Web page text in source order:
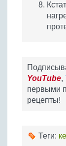
YouTube,
первыми
рецепты!
Теги: